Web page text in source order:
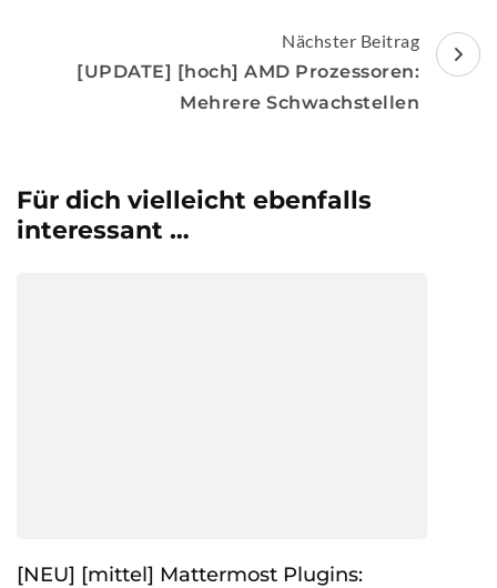
Nächster Beitrag
[UPDATE] [hoch] AMD Prozessoren:
Mehrere Schwachstellen
Für dich vielleicht ebenfalls
interessant …
[NEU] [mittel] Mattermost Plugins: